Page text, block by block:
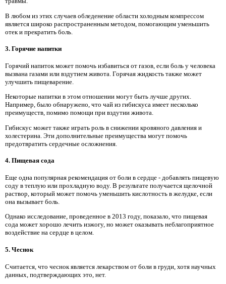
В любом из этих случаев обледенение области холодным компрессом
является широко распространенным методом, помогающим уменьшить
отек и прекратить боль.
3. Горячие напитки
Горячий напиток может помочь избавиться от газов, если боль у человека
вызвана газами или вздутием живота. Горячая жидкость также может
улучшить пищеварение.
Некоторые напитки в этом отношении могут быть лучше других.
Например, было обнаружено, что чай из гибискуса имеет несколько
преимуществ, помимо помощи при вздутии живота.
Гибискус может также играть роль в снижении кровяного давления и
холестерина. Эти дополнительные преимущества могут помочь
предотвратить сердечные осложнения.
4. Пищевая сода
Еще одна популярная рекомендация от боли в сердце - добавлять пищевую
соду в теплую или прохладную воду. В результате получается щелочной
раствор, который может помочь уменьшить кислотность в желудке, если
она вызывает боль.
Однако исследование, проведенное в 2013 году, показало, что пищевая
сода может хорошо лечить изжогу, но может оказывать неблагоприятное
воздействие на сердце в целом.
5. Чеснок
Считается, что чеснок является лекарством от боли в груди, хотя научных
данных, подтверждающих это, нет.